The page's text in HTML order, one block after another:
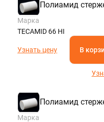
Полиамид
Марка
TECAMID 66 HI
Узнать цену В
Полиамид
Марка